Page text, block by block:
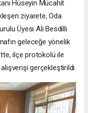
Hüseyin Mücahit
ziyarete, Oda
Üyesi Ali Besdilli
geleceğe yönelik
ilçe protokolü ile
gerçekleştirildi.